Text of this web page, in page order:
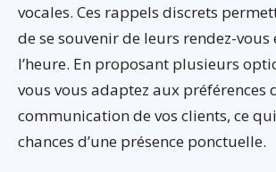
vocales. Ces rappels discrets
de se souvenir de leurs rendez-vous
l’heure. En proposant plusieurs
vous vous adaptez aux préférences
communication de vos clients, ce
chances d’une présence ponctuelle.